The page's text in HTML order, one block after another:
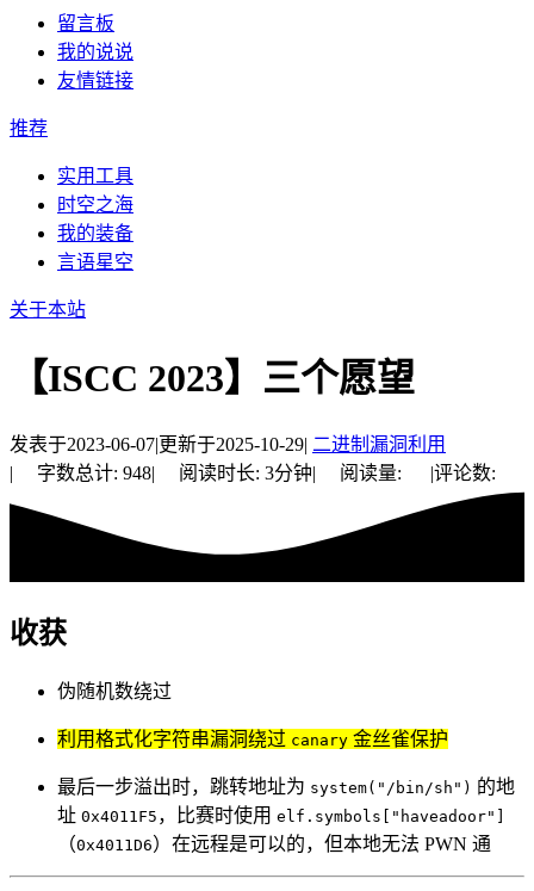
留言板
我的说说
友情链接
推荐
实用工具
时空之海
我的装备
言语星空
关于本站
【ISCC 2023】三个愿望
发表于2023-06-07|更新于2025-10-29| 二进制漏洞利用
|
字数总计: 948| 阅读时长: 3分钟| 阅读量: |评论数:
收获
伪随机数绕过
利用格式化字符串漏洞绕过 canary 金丝雀保护
最后一步溢出时，跳转地址为 system("/bin/sh") 的地
址 0x4011F5 ，比赛时使用 elf.symbols["haveadoor"]
（0x4011D6）在远程是可以的，但本地无法 PWN 通